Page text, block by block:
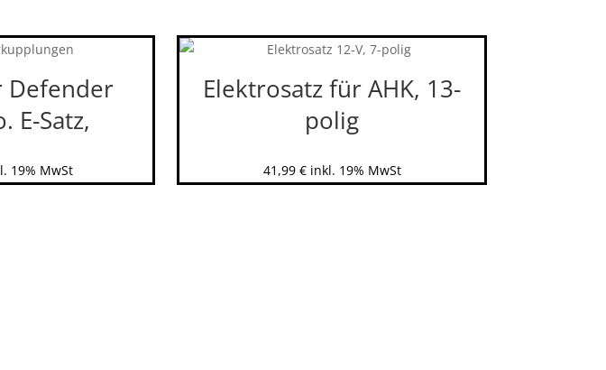
Defender
E-Satz,
19% MwSt
Elektrosatz für AHK, 13-
polig
41,99 € inkl. 19% MwSt